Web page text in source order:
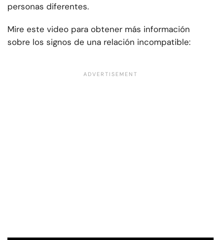
personas diferentes.
Mire este video para obtener más información
sobre los signos de una relación incompatible: